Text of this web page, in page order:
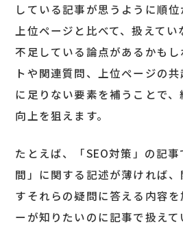
している記事が思うように順位
上位ページと比べて、扱えて
不足している論点があるかも
トや関連質問、上位ページの
に足りない要素を補うことで
向上を狙えます。
たとえば、「SEO対策」の記
間」に関する記述が薄ければ
すそれらの疑問に答える内容
ーが知りたいのに記事で扱え